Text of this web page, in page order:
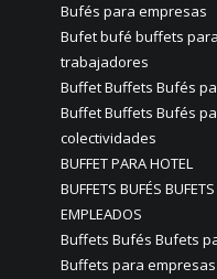
Bufés para empresas
Bufet bufé buffets
trabajadores
Buffet Buffets Bufés
Buffet Buffets Bufés
colectividades
BUFFET PARA HOTEL
BUFFETS BUFÉS
EMPLEADOS
Buffets Bufés Bufets
Buffets para empresas